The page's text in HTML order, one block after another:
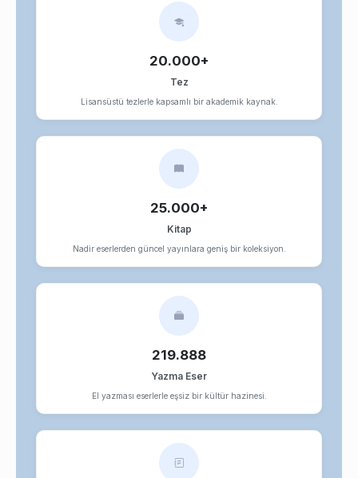
20.000+
Tez
Lisansüstü tezlerle kapsamlı bir akademik kaynak.
25.000+
Kitap
Nadir eserlerden güncel yayınlara geniş bir koleksiyon.
219.888
Yazma Eser
El yazması eserlerle eşsiz bir kültür hazinesi.